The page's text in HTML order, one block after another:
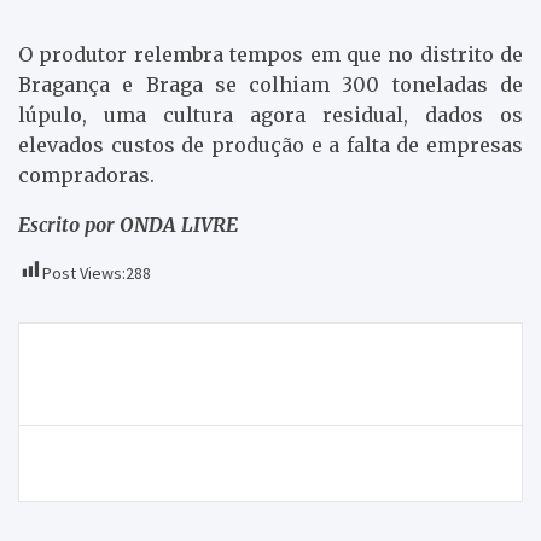
O produtor relembra tempos em que no distrito de
Bragança e Braga se colhiam 300 toneladas de
lúpulo, uma cultura agora residual, dados os
elevados custos de produção e a falta de empresas
compradoras.
Escrito por ONDA LIVRE
Post Views:288
artigos